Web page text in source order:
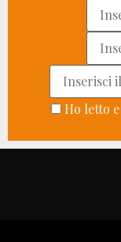
Ho letto